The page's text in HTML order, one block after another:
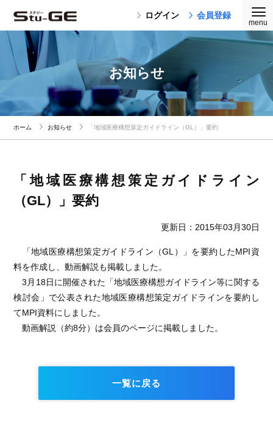
ログイン 会員登録
お知らせ
ホーム お知らせ 「地域医療構想策定ガイドライン（GL）」要約
「地域医療構想策定ガイドライン
（GL）」要約
更新日：2015年03月30日
「地域医療構想策定ガイドライン（GL）」を要約したMPI資
料を作成し、動画解説も掲載しました。
3月18日に開催された「地域医療構想ガイドライン等に関する
検討会 」で公表された地域医療構想策定ガイドラインを要約し
てMPI資料にしました。
動画解説（約8分）は会員のページに掲載しました。
一覧に戻る